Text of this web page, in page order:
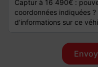
- Empattement : 2639 cm
- Volume : 404 L